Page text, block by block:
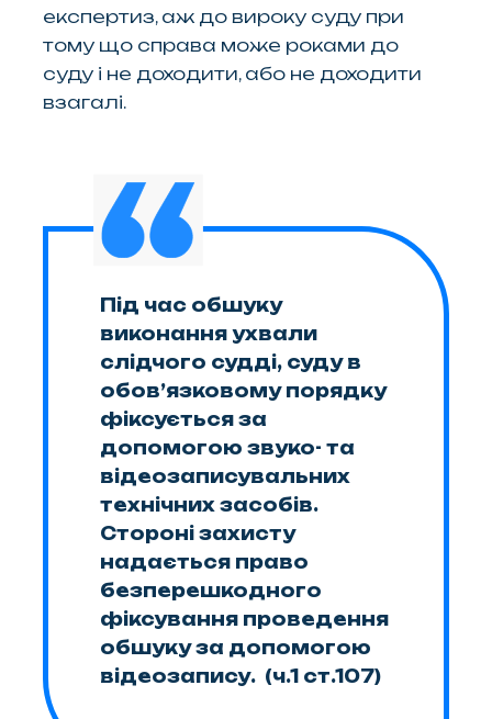
експертиз, аж до вироку суду при
тому що справа може роками до
суду і не доходити, або не доходити
взагалі.
Під час обшуку
виконання ухвали
слідчого судді, суду в
обов’язковому порядку
фіксується за
допомогою звуко- та
відеозаписувальних
технічних засобів.
Стороні захисту
надається право
безперешкодного
фіксування проведення
обшуку за допомогою
відеозапису. (ч.1 ст.107)